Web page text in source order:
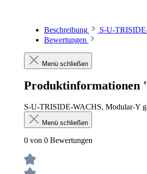
Beschreibung
S-U-
Bewertungen
Menü schließen
Produktinformationen
S-U-TRISIDE-WACHS, Modular-Y
Menü schließen
0 von 0 Bewertungen